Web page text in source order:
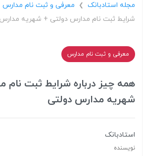
مجله استادبانک ❯ معرفی و ثبت نام مدارس
شرایط ثبت نام مدارس دولتی + شهریه
معرفی و ثبت نام مدارس
همه چیز درباره شرایط ثبت نام
شهریه مدارس دولتی
استادبانک
نویسنده